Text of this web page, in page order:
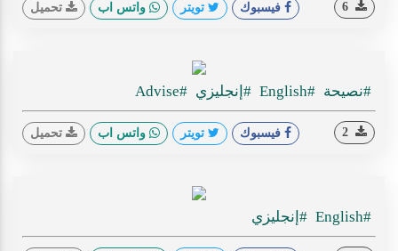
فيسبوك تويتر واتس اب تحميل
#نصيحة #English #إنجليزي #Advise
فيسبوك تويتر واتس اب تحميل
#English #إنجليزي